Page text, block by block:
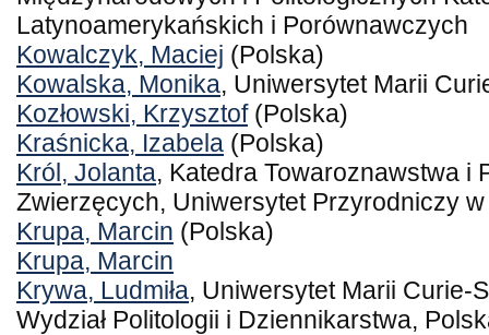
Latynoamerykańskich i Porównawczych
Kowalczyk, Maciej (Polska)
Kowalska, Monika, Uniwersytet Marii
Kozłowski, Krzysztof(Polska)
Kraśnicka, Izabela (Polska)
Król, Jolanta, Katedra Towaroznawstwa i
Zwierzęcych, Uniwersytet Przyrodniczy
Krupa, Marcin (Polska)
Krupa, Marcin
Krywa, Ludmiła, Uniwersytet Marii Curie-
Wydział Politologii i Dziennikarstwa,